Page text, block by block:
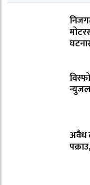
अवैध